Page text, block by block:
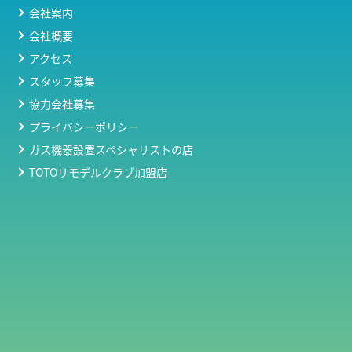
会社案内
会社概要
アクセス
スタッフ募集
協力会社募集
プライバシーポリシー
ガス機器設置スペシャリストの店
TOTOリモデルクラブ加盟店